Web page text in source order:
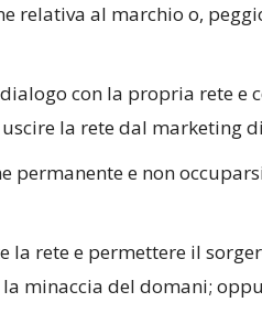
relativa al marchio o,
con la propria rete e
la rete dal marketing
permanente e non
la rete e permettere il
minaccia del domani;